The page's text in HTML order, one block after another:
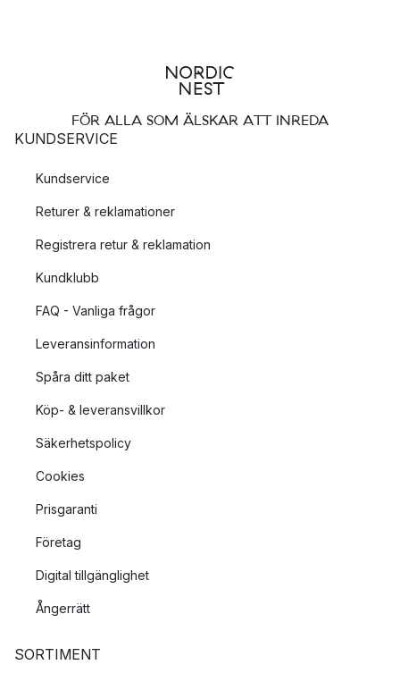
FÖR ALLA SOM ÄLSKAR ATT INREDA
KUNDSERVICE
Kundservice
Returer & reklamationer
Registrera retur & reklamation
Kundklubb
FAQ - Vanliga frågor
Leveransinformation
Spåra ditt paket
Köp- & leveransvillkor
Säkerhetspolicy
Cookies
Prisgaranti
Företag
Digital tillgänglighet
Ångerrätt
SORTIMENT